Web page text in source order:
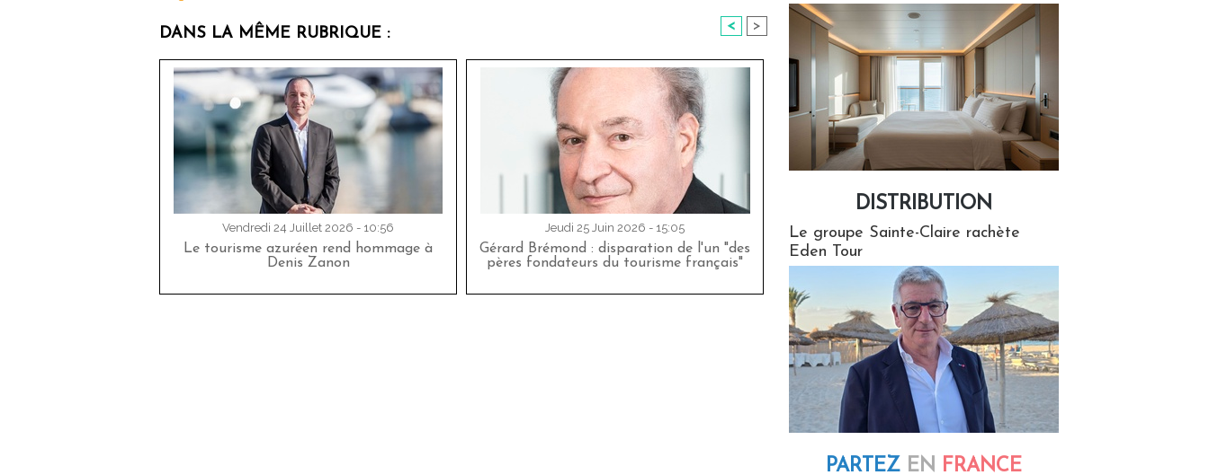
DANS LA MÊME RUBRIQUE : < >
Vendredi 24 Juillet 2026 - 10:56
Le tourisme azuréen rend hommage à
Denis Zanon
Jeudi 25 Juin 2026 - 15:05
Gérard Brémond : disparation de l'un "des
pères fondateurs du tourisme français"
DISTRIBUTION
Le groupe Sainte-Claire rachète
Eden Tour
PARTEZ EN FRANCE